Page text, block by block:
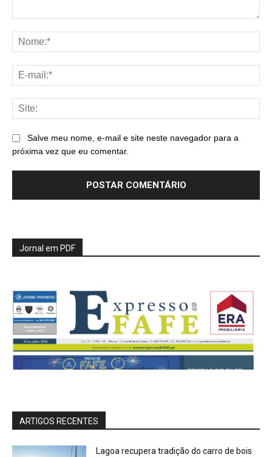
Salve meu nome, e-mail e site neste navegador para a
próxima vez que eu comentar.
Jornal em PDF
ARTIGOS RECENTES
Lagoa recupera tradição do carro de bois